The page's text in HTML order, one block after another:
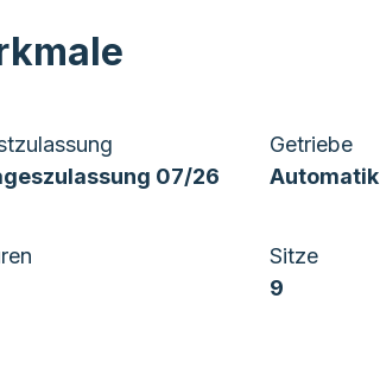
07/26
Getriebe
Automatik
Sitze
9